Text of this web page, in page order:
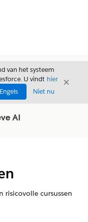
van het systeem
U vindt hier
Niet nu
Sluiten
AI
risicovolle cursussen